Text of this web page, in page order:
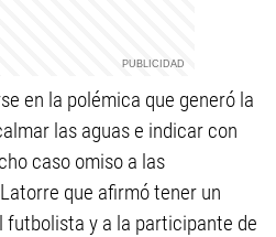
en la polémica que generó la
las aguas e indicar con
caso omiso a las
que afirmó tener un
futbolista y a la participante de